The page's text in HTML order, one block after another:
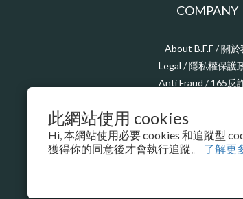
此網站使用 cookies
Hi, 本網站使用必要 cookies 和追蹤型
獲得你的同意後才會執行追蹤。 了解更
COMPANY
About B.F.F / 關於
Legal / 隱私權保護
Anti Fraud / 165反